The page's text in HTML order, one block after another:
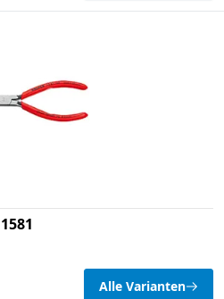
Alle Varianten